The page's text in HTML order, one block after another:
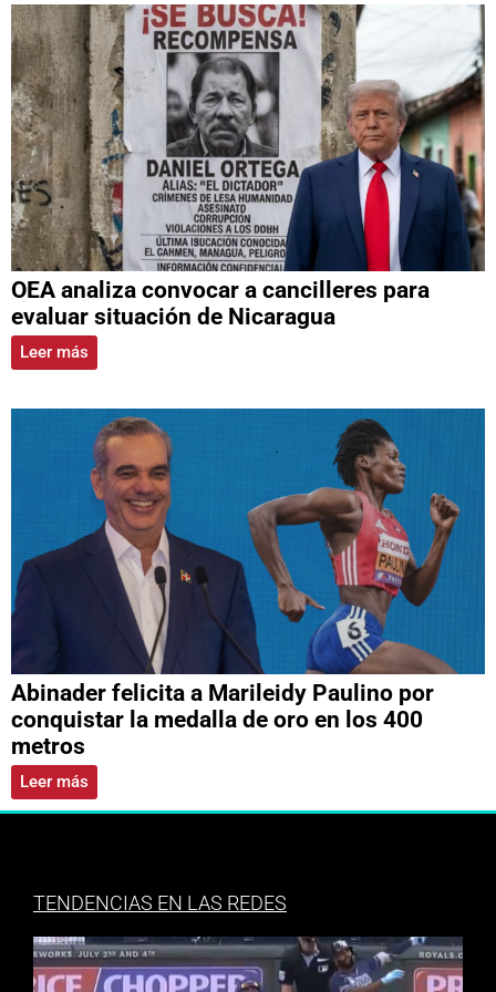
OEA analiza convocar a cancilleres para
evaluar situación de Nicaragua
Leer más
Abinader felicita a Marileidy Paulino por
conquistar la medalla de oro en los 400
metros
Leer más
TENDENCIAS EN LAS REDES